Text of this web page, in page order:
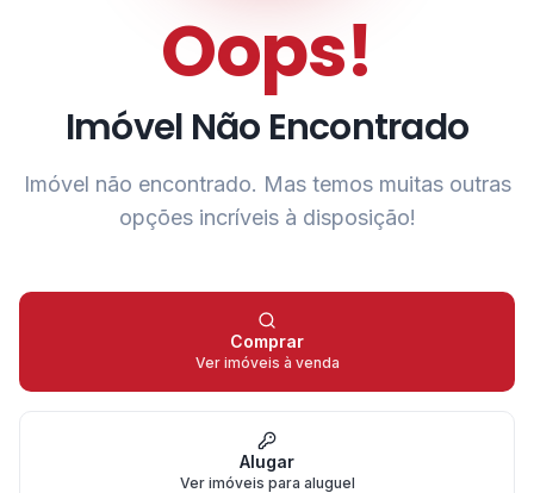
Oops!
Imóvel Não Encontrado
Imóvel não encontrado. Mas temos muitas outras
opções incríveis à disposição!
Comprar
Ver imóveis à venda
Alugar
Ver imóveis para aluguel